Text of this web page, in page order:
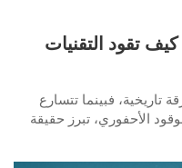
تقود التقنيات
تاريخية، فبينما تتسارع
الأحفوري، تبرز حقيقة